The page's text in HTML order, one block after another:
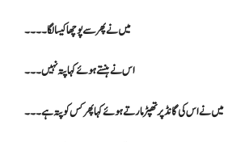
میں نے پھر سے پوچھا کیسا لگا۔۔۔۔
اس نے ہنستے ہوئے کہا پتہ نہیں۔۔۔
میں نے اس کی گانڈ پر تھپڑ مارتے ہوئے کہا پھر کس کو پتہ ہے۔۔۔